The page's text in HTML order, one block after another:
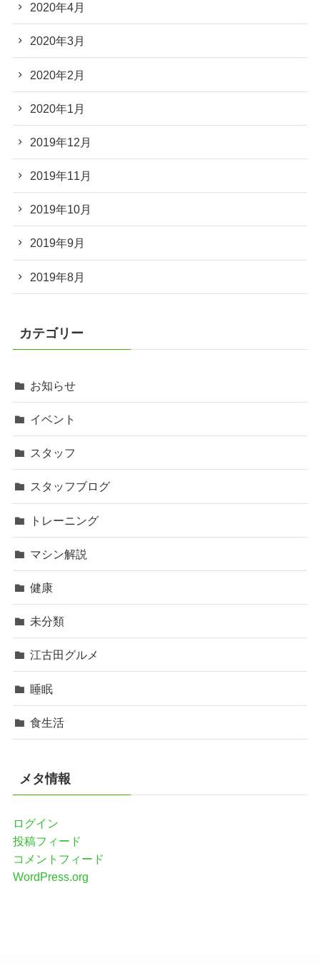
2020年4月
2020年3月
2020年2月
2020年1月
2019年12月
2019年11月
2019年10月
2019年9月
2019年8月
カテゴリー
お知らせ
イベント
スタッフ
スタッフブログ
トレーニング
マシン解説
健康
未分類
江古田グルメ
睡眠
食生活
メタ情報
ログイン
投稿フィード
コメントフィード
WordPress.org